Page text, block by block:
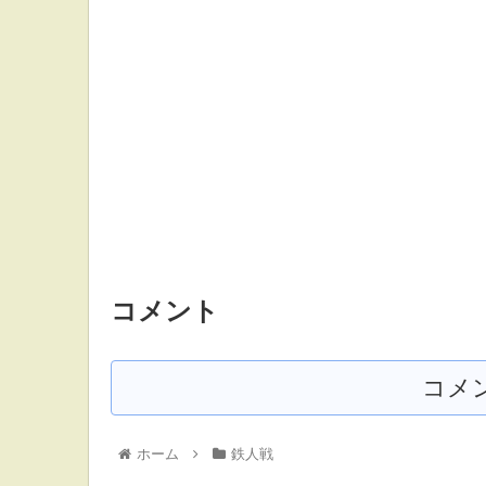
コメント
コメ
ホーム 鉄人戦